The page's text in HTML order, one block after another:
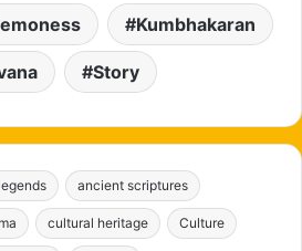
Kumbhakaran
Story
ancient scriptures
cultural heritage Culture